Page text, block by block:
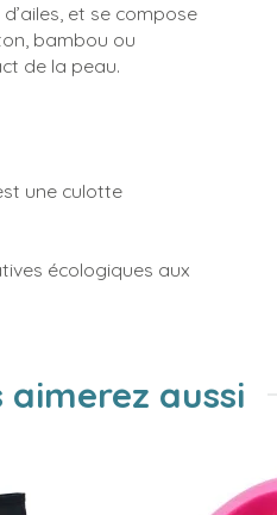
et se compose
bambou ou
de la peau.
une culotte
écologiques aux
aimerez aussi